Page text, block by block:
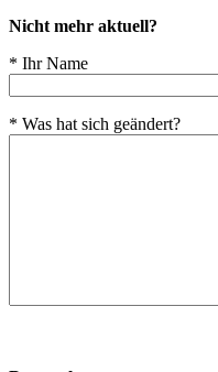
Nicht mehr aktuell?
* Ihr Name
* Was hat sich geändert?